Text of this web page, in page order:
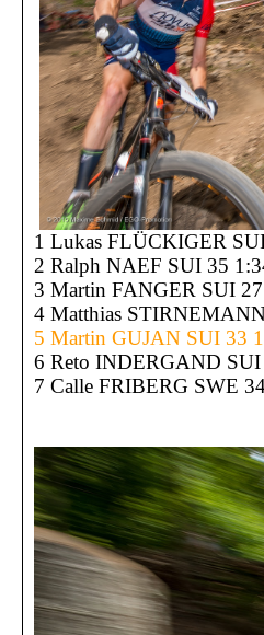
1 Lukas FLÜCKIGER
2 Ralph NAEF SUI 35
3 Martin FANGER SUI
4 Matthias
5 Martin GUJAN SUI 33
6 Reto INDERGAND SUI
7 Calle FRIBERG SWE